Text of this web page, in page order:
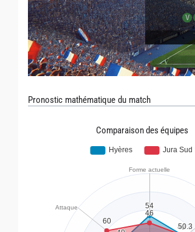
V
Pronostic mathématique du match
Comparaison des équipes